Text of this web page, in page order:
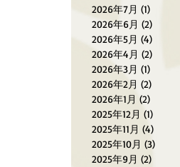
2026年7月 (1)
2026年6月 (2)
2026年5月 (4)
2026年4月 (2)
2026年3月 (1)
2026年2月 (2)
2026年1月 (2)
2025年12月 (1)
2025年11月 (4)
2025年10月 (3)
2025年9月 (2)